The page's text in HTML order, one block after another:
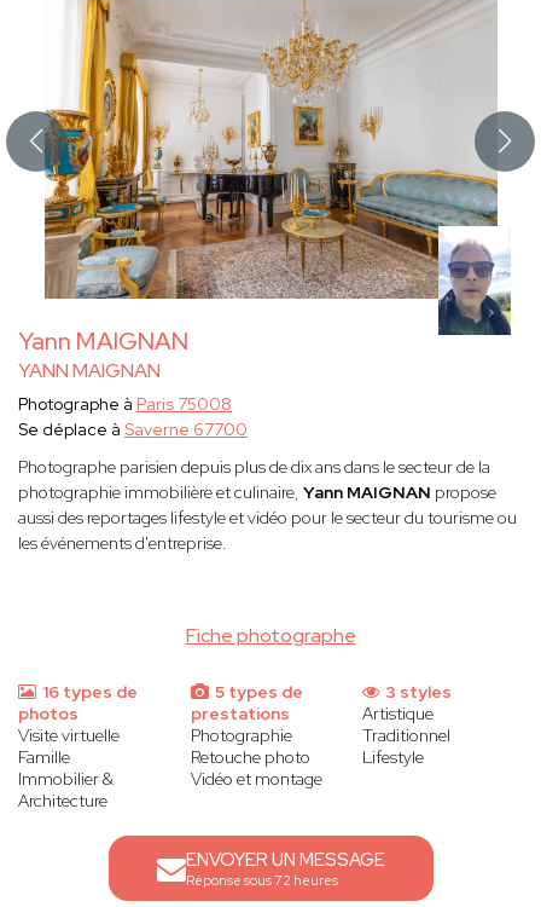
Yann MAIGNAN
YANN MAIGNAN
Fiche photographe
Photographe à Paris 75008
Se déplace à Saverne 67700
Photographe parisien depuis plus de dix ans dans le secteur de la
photographie immobilière et culinaire, Yann MAIGNAN propose
aussi des reportages lifestyle et vidéo pour le secteur du tourisme ou
les événements d'entreprise.
16 types de
photos
Visite virtuelle
Famille
Immobilier &
Architecture
5 types de
prestations
Photographie
Retouche photo
Vidéo et montage
3 styles
Artistique
Traditionnel
Lifestyle
ENVOYER UN MESSAGE
Réponse sous 72 heures